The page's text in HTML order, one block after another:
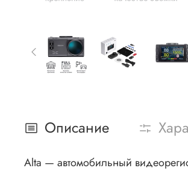
Описание
Alta — автомобильный